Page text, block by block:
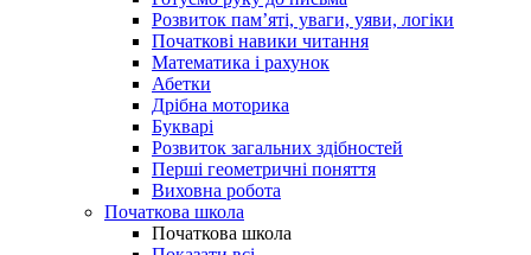
Розвиток пам’яті, уваги, уяви, логіки
Початкові навики читання
Математика і рахунок
Абетки
Дрібна моторика
Букварі
Розвиток загальних здібностей
Перші геометричні поняття
Виховна робота
Початкова школа
Початкова школа